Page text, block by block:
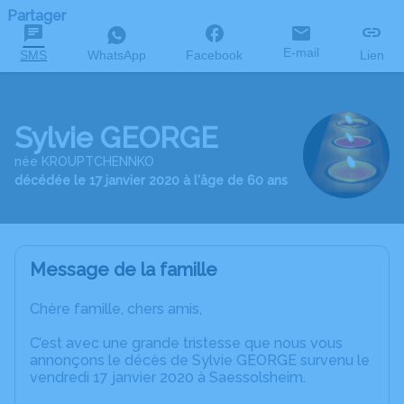
Partager
SMS WhatsApp Facebook E-mail Lien
Sylvie GEORGE
née KROUPTCHENNKO
décédée le 17 janvier 2020 à l'âge de 60 ans
Message de la famille
Chère famille, chers amis,
C’est avec une grande tristesse que nous vous
annonçons le décès de Sylvie GEORGE survenu le
vendredi 17 janvier 2020 à Saessolsheim.